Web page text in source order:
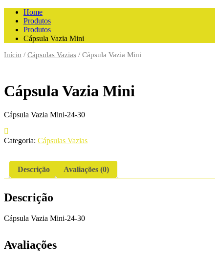
Home
Produtos
Produtos
Cápsula Vazia Mini
Início / Cápsulas Vazias / Cápsula Vazia Mini
Cápsula Vazia Mini
Cápsula Vazia Mini-24-30
Categoria: Cápsulas Vazias
Descrição Avaliações (0)
Descrição
Cápsula Vazia Mini-24-30
Avaliações